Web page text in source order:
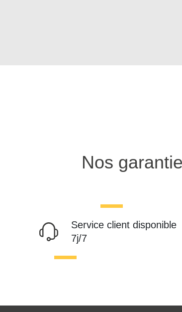
Nos
Service client disponible
7j/7